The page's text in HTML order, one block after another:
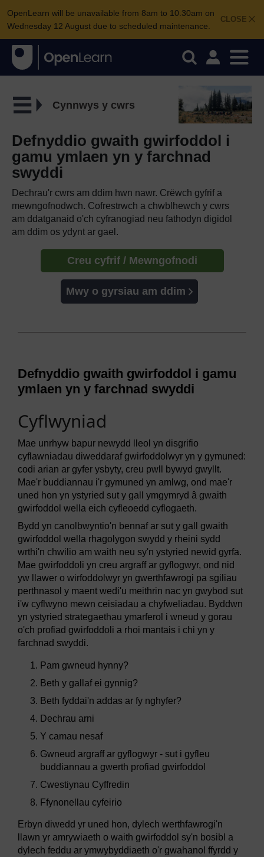
CLOSE
OpenLearn will be unavailable from 8am to 10.30am on
Wednesday 12 August due to scheduled maintenance.
Cynnwys y cwrs
Defnyddio gwaith gwirfoddol i
gamu ymlaen yn y farchnad
swyddi
Dechrau'r cwrs am ddim hwn nawr. Crëwch gyfrif a
mewngofnodwch. Cofrestrwch a chwblhewch y cwrs
am ddatganaid o'ch cyfranogiad neu fathodyn digidol
am ddim os ydynt ar gael.
Creu cyfrif / Mewngofnodi
Mwy o gyrsiau am ddim
Defnyddio gwaith gwirfoddol i gamu
ymlaen yn y farchnad swyddi
Cyflwyniad
Mae unrhyw bapur newydd lleol yn disgrifio
cyflawniadau diweddaraf gwirfoddolwyr yn y gymuned:
codi arian ar gyfer ysbyty, creu pwll bywyd gwyllt.
Mae'r buddiannau i'r gymuned yn amlwg, ond mae'r
uned hon yn ystyried sut y gall ymgymryd â gwaith
gwirfoddol wella eich cyfleoedd cyflogaeth.
Bydd yn canolbwyntio'n bennaf ar sut y gall gwaith
gwirfoddol wella rhagolygon swydd y rheini sydd
wrthi'n chwilio am waith neu sy'n ystyried newid gyrfa.
Mae gwirfoddoli yn creu argraff ar gyflogwyr, ond nid
yw llawer o wirfoddolwyr yn gwerthfawrogi pa sgiliau
perthnasol y maent wedi'u meithrin nac yn gwybod sut
i'w cyflwyno mewn ceisiadau a chyfweliadau. Byddwn
yn ystyried strategaethau ymarferol i wneud y gorau
o'ch profiad gwirfoddoli a rhoi mantais i chi yn y
farchnad swyddi.
Pam gwneud hynny?
Beth y gallaf ei gynnig?
Beth fyddai'n addas ar fy nghyfer?
Dechrau arni
Y camau nesaf
Gwneud argraff ar gyflogwyr - sut i gyfleu
buddiannau a gwerth profiad gwirfoddol
Cwestiynau Cyffredin
Ffynonellau cyfeirio
Erbyn diwedd yr uned hon, dylech werthfawrogi'n
llawn yr amrywiaeth o waith gwirfoddol sy'n bosibl a
dylech feddu ar ymwybyddiaeth o'r gwahanol ffyrdd y